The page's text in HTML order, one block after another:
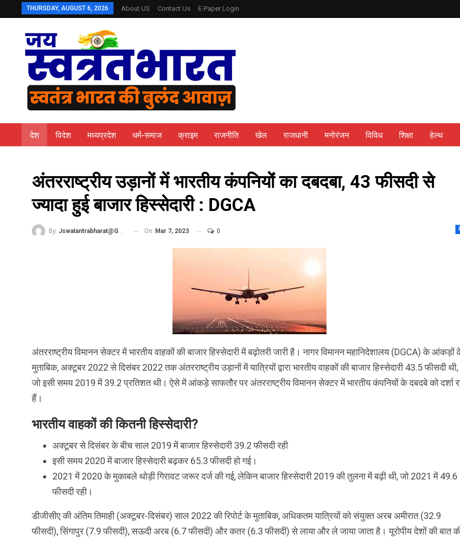
THURSDAY, AUGUST 6, 2026 About US Contact Us E-Paper Login
देश विदेश मध्यप्रदेश धर्म-समाज क्राइम राजनीति खेल राजधानी मनोरंजन विविध शिक्षा हेल्थ
अंतरराष्‍ट्रीय उड़ानों में भारतीय कंपनियोंं का दबदबा, 43 फीसदी से
ज्‍यादा हुई बाजार हिस्‍सेदारी : DGCA
By Jswatantrabharat@gmail.com On Mar 7, 2023 0
अंतरराष्ट्रीय विमानन सेक्टर में भारतीय वाहकों की बाजार हिस्सेदारी में बढ़ोतरी जारी है। नागर विमानन महानिदेशालय (DGCA) के आंकड़ों
मुताबिक, अक्टूबर 2022 से दिसंबर 2022 तक अंतरराष्ट्रीय उड़ानों में यात्रियों द्वारा भारतीय वाहकों की बाजार हिस्सेदारी 43.5 फीसदी थी,
जो इसी समय 2019 में 39.2 प्रतिशत थी। ऐसे में आंकड़े साफतौर पर अंतरराष्ट्रीय विमानन सेक्टर में भारतीय कंपनियों के दबदबे को दर्शा
हैं।
भारतीय वाहकों की कितनी हिस्सेदारी?
अक्टूबर से दिसंबर के बीच साल 2019 में बाजार हिस्सेदारी 39.2 फीसदी रही
इसी समय 2020 में बाजार हिस्सेदारी बढ़कर 65.3 फीसदी हो गई।
2021 में 2020 के मुकाबले थोड़ी गिरावट जरूर दर्ज की गई, लेकिन बाजार हिस्सेदारी 2019 की तुलना में बढ़ी थी, जो 2021 में 49.6
फीसदी रही।
डीजीसीए की अंतिम तिमाही (अक्टूबर-दिसंबर) साल 2022 की रिपोर्ट के मुताबिक, अधिकतम यात्रियों को संयुक्त अरब अमीरात (32.9
फीसदी), सिंगापुर (7.9 फीसदी), सऊदी अरब (6.7 फीसदी) और कतर (6.3 फीसदी) से लाया और ले जाया जाता है। यूरोपीय देशों की बात